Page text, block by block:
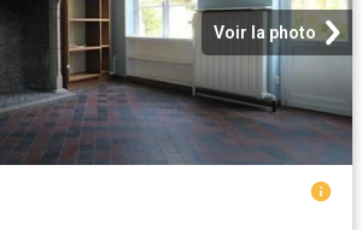
Voir la photo